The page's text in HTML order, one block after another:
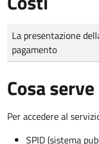
Tipo di pagamento
Importo
La presentazione
pagamento
Cosa serve
Per accedere al
SPID (sistema